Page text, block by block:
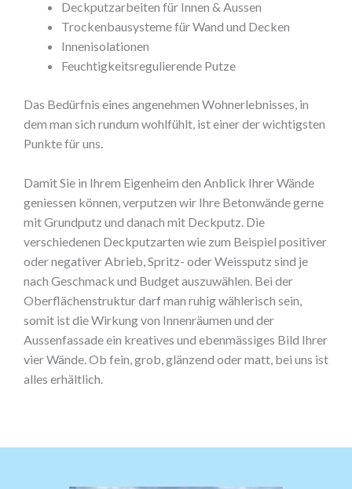
Deckputzarbeiten für Innen & Aussen
Trockenbausysteme für Wand und Decken
Innenisolationen
Feuchtigkeitsregulierende Putze
Das Bedürfnis eines angenehmen Wohnerlebnisses, in
dem man sich rundum wohlfühlt, ist einer der wichtigsten
Punkte für uns.
Damit Sie in Ihrem Eigenheim den Anblick Ihrer Wände
geniessen können, verputzen wir Ihre Betonwände gerne
mit Grundputz und danach mit Deckputz. Die
verschiedenen Deckputzarten wie zum Beispiel positiver
oder negativer Abrieb, Spritz- oder Weissputz sind je
nach Geschmack und Budget auszuwählen. Bei der
Oberflächenstruktur darf man ruhig wählerisch sein,
somit ist die Wirkung von Innenräumen und der
Aussenfassade ein kreatives und ebenmässiges Bild Ihrer
vier Wände. Ob fein, grob, glänzend oder matt, bei uns ist
alles erhältlich.